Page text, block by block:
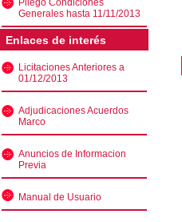
Generales hasta 11/11/2013
Enlaces de interés
Licitaciones Anteriores a
01/12/2013
Adjudicaciones Acuerdos
Marco
Anuncios de Informacion
Previa
Manual de Usuario